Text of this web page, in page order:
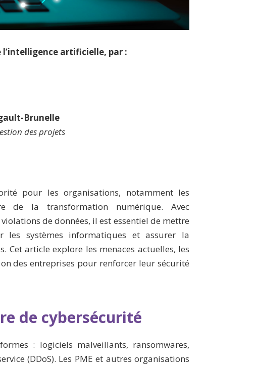
l’intelligence artificielle, par :
Brunelle
des projets
pour les organisations, notamment les
de la transformation numérique. Avec
de données, il est essentiel de mettre
les systèmes informatiques et assurer la
Cet article explore les menaces actuelles, les
des entreprises pour renforcer leur sécurité
de cybersécurité
: logiciels malveillants, ransomwares,
(DDoS). Les PME et autres organisations